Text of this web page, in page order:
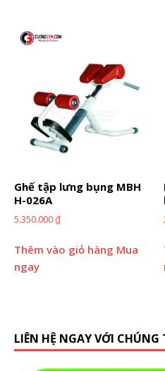
Ghế tập lưng bụng MBH
H-026A
5.350.000₫
Thêm vào giỏ hàng Mua
ngay
LIÊN HỆ NGAY VỚI CHÚNG